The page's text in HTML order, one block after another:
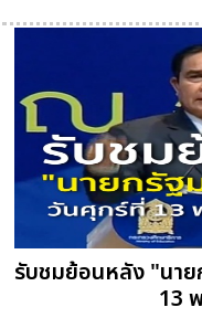
รับชมย้อนหลัง "นา
13